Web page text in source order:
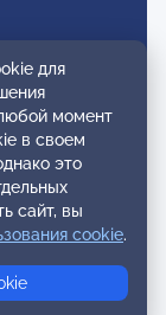
для
момент
в своем
это
сайт, вы
cookie.